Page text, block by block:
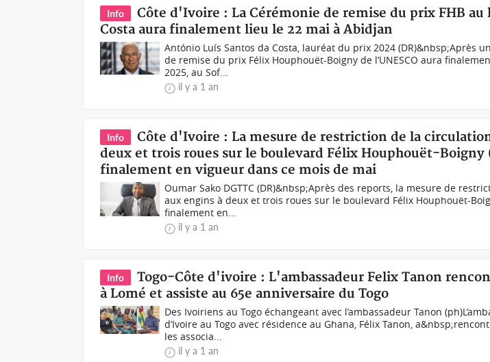
Info
Côte d'Ivoire : La Cérémonie de remise du prix FHB
Costa aura finalement lieu le 22 mai à Abidjan
António Luís Santos da Costa, lauréat du prix 2024 (DR)&nbsp;Après
de remise du prix Félix Houphouët-Boigny de l’UNESCO aura
2025, au Sof...
il y a 1 an
Info
Côte d'Ivoire : La mesure de restriction de la
deux et trois roues sur le boulevard Félix Houphouët-Boigny
finalement en vigueur dans ce mois de mai
Oumar Sako DGTTC (DR)&nbsp;Après des reports, la mesure de
aux engins à deux et trois roues sur le boulevard Félix Houphouët-
finalement en...
il y a 1 an
Info
Togo-Côte d'ivoire : L'ambassadeur Felix Tanon
à Lomé et assiste au 65e anniversaire du Togo
Des Ivoiriens au Togo échangeant avec l’ambassadeur Tanon
d’Ivoire au Togo avec résidence au Ghana, Félix Tanon,
les associa...
il y a 1 an